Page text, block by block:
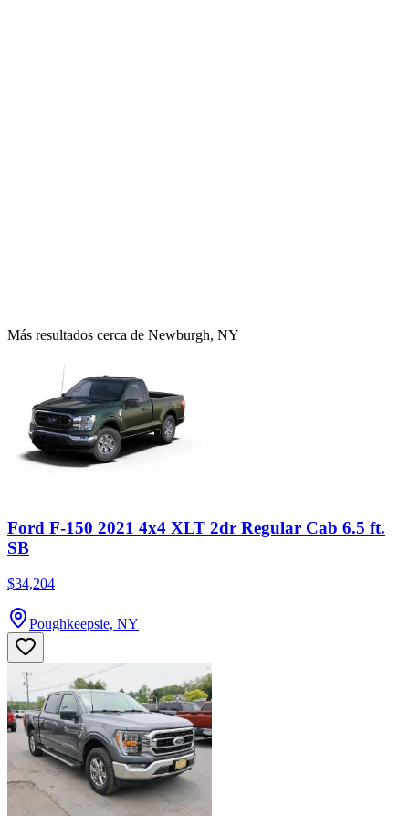
Más resultados cerca de Newburgh, NY
Ford F-150 2021 4x4 XLT 2dr Regular Cab 6.5 ft.
SB
$34,204
Poughkeepsie, NY